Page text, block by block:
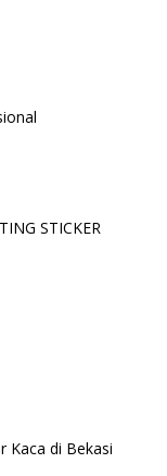
STICKER
Kaca di Bekasi